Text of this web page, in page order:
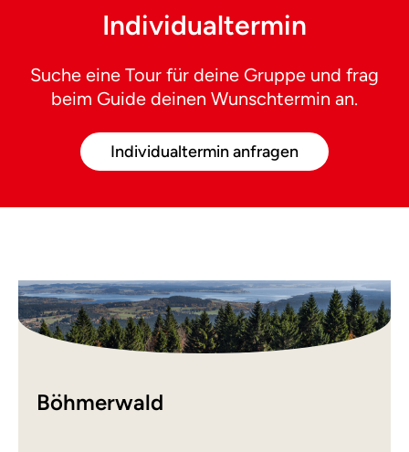
Individualtermin
Suche eine Tour für deine Gruppe und frag
beim Guide deinen Wunschtermin an.
Individualtermin anfragen
Böhmerwald